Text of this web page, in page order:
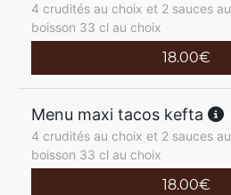
4 crudités au choix et 2 sauces
boisson 33 cl au choix
18.00€
Menu maxi tacos kefta
4 crudités au choix et 2 sauces
boisson 33 cl au choix
18.00€